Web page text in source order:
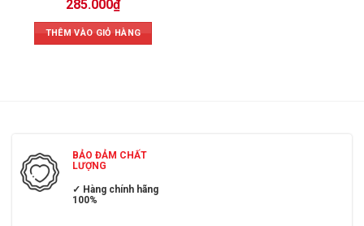
285.000₫
THÊM VÀO GIỎ HÀNG
BẢO ĐẢM CHẤT
LƯỢNG
✓ Hàng chính hãng
100%